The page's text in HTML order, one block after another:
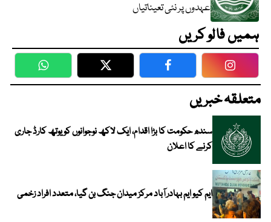
عہدوں پر نئی تعیناتیاں
ہمیں فالو کریں
WhatsApp Twitter Facebook
متعلقہ خبریں
سندھ حکومت کا بڑا اقدام، ایک لاکھ نوجوانوں کو یوتھ کارڈ جاری
کرنے کا اعلان
ایم کیو ایم بہادر آباد مرکز میدان جنگ بن گیا، متعدد افراد زخمی